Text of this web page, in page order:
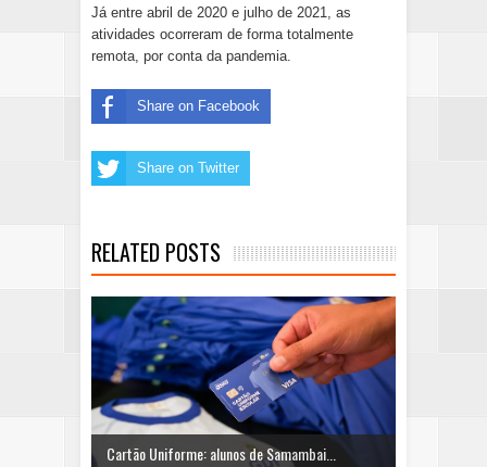
Já entre abril de 2020 e julho de 2021, as
atividades ocorreram de forma totalmente
remota, por conta da pandemia.
Share on Facebook
Share on Twitter
RELATED POSTS
Cartão Uniforme: alunos de Samambai...